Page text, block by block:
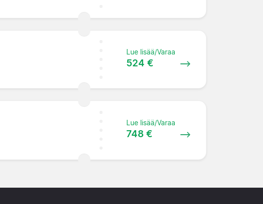
Lue lisää/Varaa
524 €
Lue lisää/Varaa
748 €